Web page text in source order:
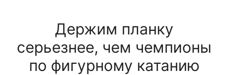
Держим планку
серьезнее, чем чемпионы
по фигурному катанию